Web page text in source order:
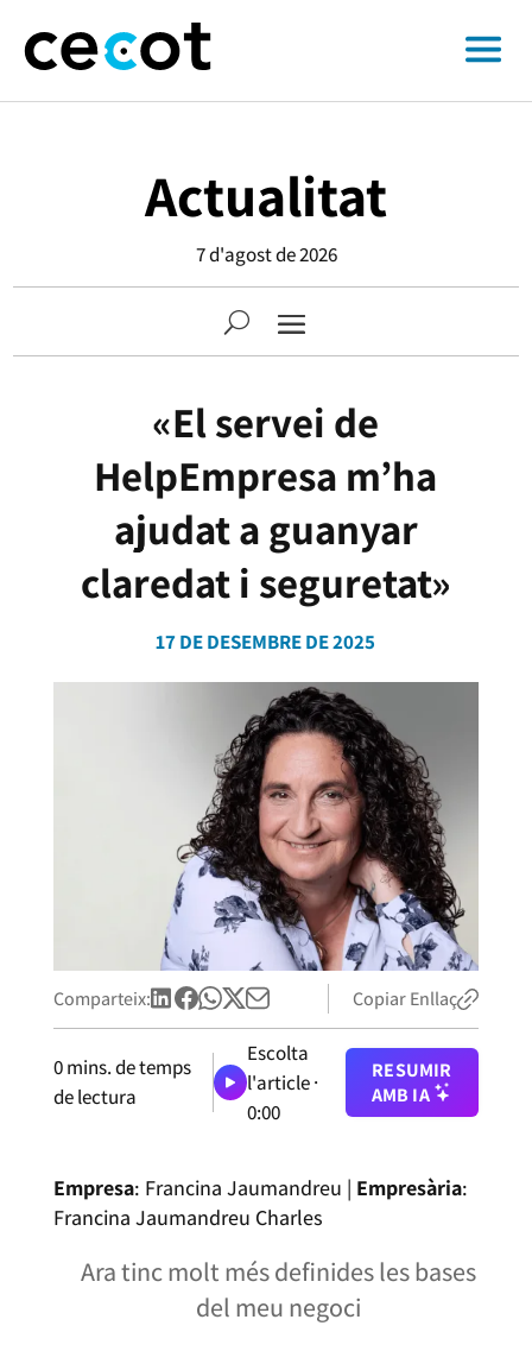
Actualitat
7 d'agost de 2026
«El servei de
HelpEmpresa m’ha
ajudat a guanyar
claredat i seguretat»
17 DE DESEMBRE DE 2025
Comparteix: Copiar Enllaç
0mins. de temps
de lectura
Escolta
l'article ·
0:00
RESUMIR
AMB IA
Empresa: Francina Jaumandreu | Empresària:
Francina Jaumandreu Charles
Ara tinc molt més definides les bases
del meu negoci